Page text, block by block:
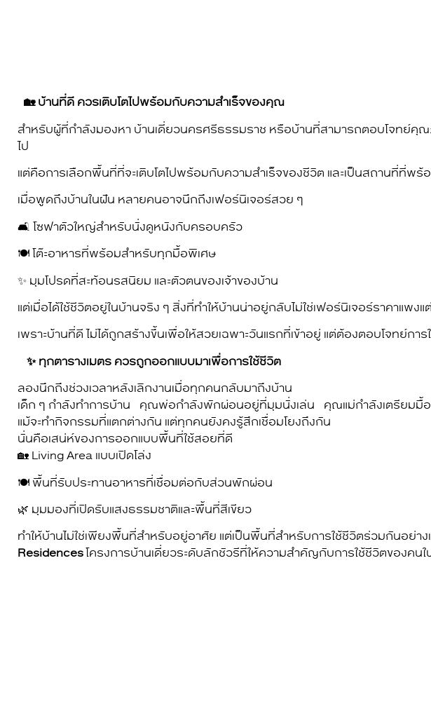
🏡 บ้านที่ดี ควรเติบโตไปพร้อมกับความสำเร็จของคุณ
สำหรับผู้ที่กำลังมองหา บ้านเดี่ยวนครศรีธรรมราช หรือบ้านที่สามารถตอบโจทย์คุณ
ไป
แต่คือการเลือกพื้นที่ที่จะเติบโตไปพร้อมกับความสำเร็จของชีวิต และเป็นสถานที่ที่
เมื่อพูดถึงบ้านในฝัน หลายคนอาจนึกถึงเฟอร์นิเจอร์สวย ๆ
🛋️ โซฟาตัวใหญ่สำหรับนั่งดูหนังกับครอบครัว
🍽️ โต๊ะอาหารที่พร้อมสำหรับทุกมื้อพิเศษ
✨ มุมโปรดที่สะท้อนรสนิยม และตัวตนของเจ้าของบ้าน
แต่เมื่อได้ใช้ชีวิตอยู่ในบ้านจริง ๆ สิ่งที่ทำให้บ้านน่าอยู่กลับไม่ใช่เฟอร์นิเจอร์ราคาแพงแ
เพราะบ้านที่ดี ไม่ได้ถูกสร้างขึ้นเพื่อให้สวยเฉพาะวันแรกที่เข้าอยู่ แต่ต้องตอบโจทย์กา
✨ ทุกตารางเมตร ควรถูกออกแบบมาเพื่อการใช้ชีวิต
ลองนึกถึงช่วงเวลาหลังเลิกงานเมื่อทุกคนกลับมาถึงบ้าน
เด็ก ๆ กำลังทำการบ้าน คุณพ่อกำลังพักผ่อนอยู่ที่มุมนั่งเล่น คุณแม่กำลังเตรียมมื้อ
แม้จะทำกิจกรรมที่แตกต่างกัน แต่ทุกคนยังคงรู้สึกเชื่อมโยงถึงกัน
นั่นคือเสน่ห์ของการออกแบบพื้นที่ใช้สอยที่ดี
🏡 Living Area แบบเปิดโล่ง
🍽️ พื้นที่รับประทานอาหารที่เชื่อมต่อกับส่วนพักผ่อน
🌿 มุมมองที่เปิดรับแสงธรรมชาติและพื้นที่สีเขียว
ทำให้บ้านไม่ใช่เพียงพื้นที่สำหรับอยู่อาศัย แต่เป็นพื้นที่สำหรับการใช้ชีวิตร่วมกันอย่
Residencesโครงการบ้านเดี่ยวระดับลักชัวรีที่ให้ความสำคัญกับการใช้ชีวิตของค